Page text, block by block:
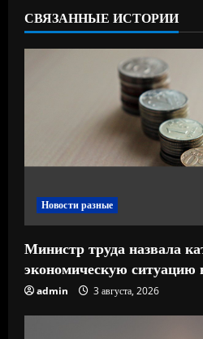
ь
ч
н
и
е
СВЯЗАННЫЕ ИСТОРИИ
Новости разные
Министр труда назвала
экономическую ситуацию
admin 3 августа, 2026